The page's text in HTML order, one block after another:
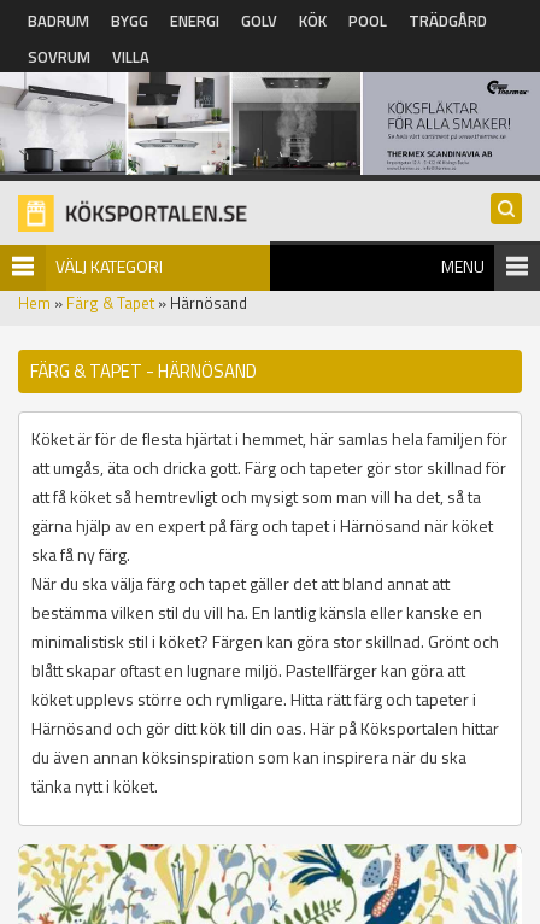
Hoppa till huvudinnehåll
BADRUM BYGG ENERGI GOLV KÖK POOL
TRÄDGÅRD
SOVRUM
VILLA
VÄLJ KATEGORI MENU
Hem » Färg & Tapet» Härnösand
FÄRG & TAPET - HÄRNÖSAND
Köket är för de flesta hjärtat i hemmet, här samlas hela familjen för
att umgås, äta och dricka gott. Färg och tapeter gör stor skillnad för
att få köket så hemtrevligt och mysigt som man vill ha det, så ta
gärna hjälp av en expert på färg och tapet i Härnösand när köket
ska få ny färg.
När du ska välja färg och tapet gäller det att bland annat att
bestämma vilken stil du vill ha. En lantlig känsla eller kanske en
minimalistisk stil i köket? Färgen kan göra stor skillnad. Grönt och
blått skapar oftast en lugnare miljö. Pastellfärger kan göra att
köket upplevs större och rymligare. Hitta rätt färg och tapeter i
Härnösand och gör ditt kök till din oas. Här på Köksportalen hittar
du även annan köksinspiration som kan inspirera när du ska
tänka nytt i köket.